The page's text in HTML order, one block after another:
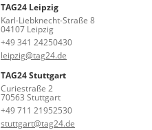
TAG24 Leipzig
Karl-Liebknecht-Straße 8
04107 Leipzig
+49 341 24250430
leipzig@tag24.de
TAG24 Stuttgart
Curiestraße 2
70563 Stuttgart
+49 711 21952530
stuttgart@tag24.de